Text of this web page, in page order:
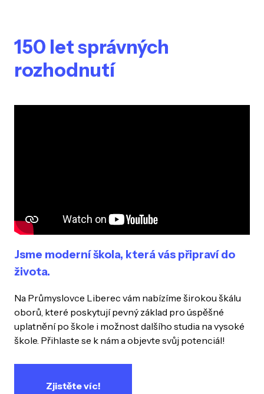
150 let správných
rozhodnutí
Jsme moderní škola, která vás připraví do
života.
Na Průmyslovce Liberec vám nabízíme širokou škálu
oborů, které poskytují pevný základ pro úspěšné
uplatnění po škole i možnost dalšího studia na vysoké
škole. Přihlaste se k nám a objevte svůj potenciál!
Zjistěte víc!